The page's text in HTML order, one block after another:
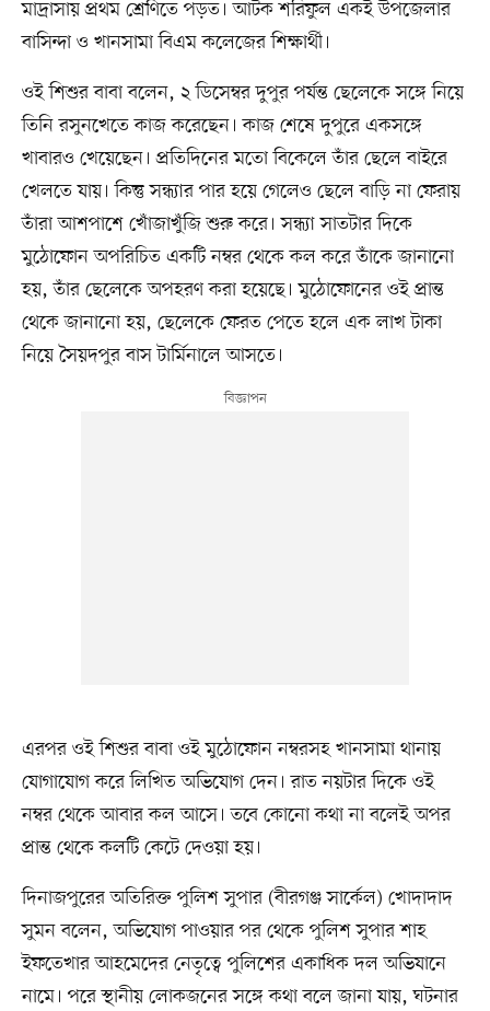
মাদ্রাসায় প্রথম শ্রেণিতে পড়ত। আটক শরিফুল একই উপজেলার
বাসিন্দা ও খানসামা বিএম কলেজের শিক্ষার্থী।
ওই শিশুর বাবা বলেন, ২ ডিসেম্বর দুপুর পর্যন্ত ছেলেকে সঙ্গে নিয়ে
তিনি রসুনখেতে কাজ করেছেন। কাজ শেষে দুপুরে একসঙ্গে
খাবারও খেয়েছেন। প্রতিদিনের মতো বিকেলে তাঁর ছেলে বাইরে
খেলতে যায়। কিন্তু সন্ধ্যার পার হয়ে গেলেও ছেলে বাড়ি না ফেরায়
তাঁরা আশপাশে খোঁজাখুঁজি শুরু করে। সন্ধ্যা সাতটার দিকে
মুঠোফোন অপরিচিত একটি নম্বর থেকে কল করে তাঁকে জানানো
হয়, তাঁর ছেলেকে অপহরণ করা হয়েছে। মুঠোফোনের ওই প্রান্ত
থেকে জানানো হয়, ছেলেকে ফেরত পেতে হলে এক লাখ টাকা
নিয়ে সৈয়দপুর বাস টার্মিনালে আসতে।
এরপর ওই শিশুর বাবা ওই মুঠোফোন নম্বরসহ খানসামা থানায়
যোগাযোগ করে লিখিত অভিযোগ দেন। রাত নয়টার দিকে ওই
নম্বর থেকে আবার কল আসে। তবে কোনো কথা না বলেই অপর
প্রান্ত থেকে কলটি কেটে দেওয়া হয়।
দিনাজপুরের অতিরিক্ত পুলিশ সুপার (বীরগঞ্জ সার্কেল) খোদাদাদ
সুমন বলেন, অভিযোগ পাওয়ার পর থেকে পুলিশ সুপার শাহ
ইফতেখার আহমেদের নেতৃত্বে পুলিশের একাধিক দল অভিযানে
নামে। পরে স্থানীয় লোকজনের সঙ্গে কথা বলে জানা যায়, ঘটনার